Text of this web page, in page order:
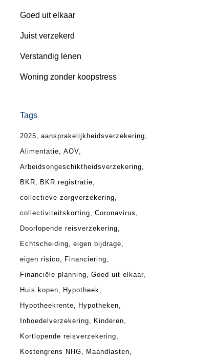
Goed uit elkaar
Juist verzekerd
Verstandig lenen
Woning zonder koopstress
Tags
2025
aansprakelijkheidsverzekering
Alimentatie
AOV
Arbeidsongeschiktheidsverzekering
BKR
BKR registratie
collectieve zorgverzekering
collectiviteitskorting
Coronavirus
Doorlopende reisverzekering
Echtscheiding
eigen bijdrage
eigen risico
Financiering
Financiële planning
Goed uit elkaar
Huis kopen
Hypotheek
Hypotheekrente
Hypotheken
Inboedelverzekering
Kinderen
Kortlopende reisverzekering
Kostengrens NHG
Maandlasten